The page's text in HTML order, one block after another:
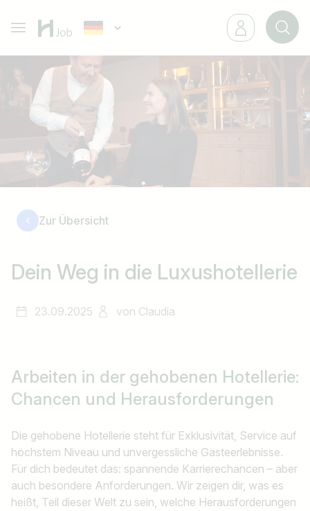
Zur Übersicht
Dein Weg in die Luxushotellerie
23.09.2025 von Claudia
Arbeiten in der gehobenen Hotellerie:
Chancen und Herausforderungen
Die gehobene Hotellerie steht für Exklusivität, Service auf
höchstem Niveau und unvergessliche Gästeerlebnisse.
Für dich bedeutet das: spannende Karrierechancen – aber
auch besondere Anforderungen. Wir zeigen dir, was es
heißt, Teil dieser Welt zu sein, welche Herausforderungen